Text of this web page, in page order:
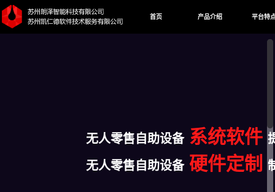
首页 产品介绍 平台特
无人零售自助设备系统软件
无人零售自助设备硬件定制